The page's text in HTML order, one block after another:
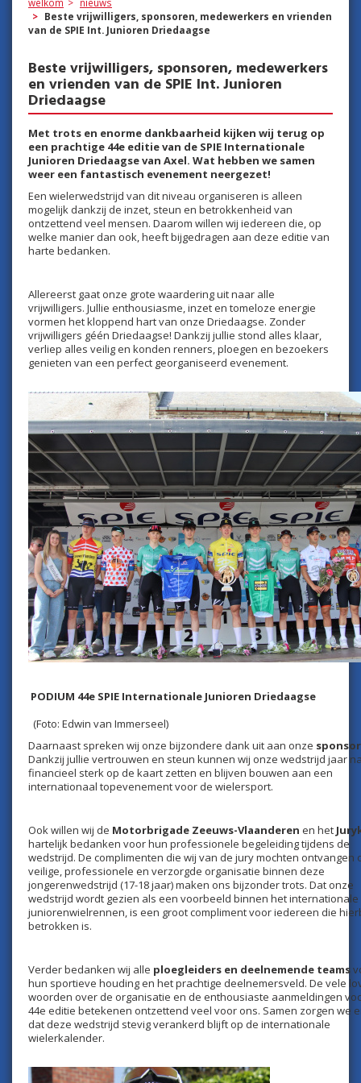
Beste vrijwilligers, sponsoren, medewerkers en vrienden
van de SPIE Int. Junioren Driedaagse
Beste vrijwilligers, sponsoren, medewerkers
en vrienden van de SPIE Int. Junioren
Driedaagse
Met trots en enorme dankbaarheid kijken wij terug op
een prachtige 44e editie van de SPIE Internationale
Junioren Driedaagse van Axel. Wat hebben we samen
weer een fantastisch evenement neergezet!
Een wielerwedstrijd van dit niveau organiseren is alleen
mogelijk dankzij de inzet, steun en betrokkenheid van
ontzettend veel mensen. Daarom willen wij iedereen die, op
welke manier dan ook, heeft bijgedragen aan deze editie van
harte bedanken.
Allereerst gaat onze grote waardering uit naar alle
vrijwilligers. Jullie enthousiasme, inzet en tomeloze energie
vormen het kloppend hart van onze Driedaagse. Zonder
vrijwilligers géén Driedaagse! Dankzij jullie stond alles klaar,
verliep alles veilig en konden renners, ploegen en bezoekers
genieten van een perfect georganiseerd evenement.
PODIUM 44e SPIE Internationale Junioren Driedaagse
(Foto: Edwin van Immerseel)
Daarnaast spreken wij onze bijzondere dank uit aan onze
Dankzij jullie vertrouwen en steun kunnen wij onze wedstrijd jaar
financieel sterk op de kaart zetten en blijven bouwen aan een
internationaal topevenement voor de wielersport.
Ook willen wij de Motorbrigade Zeeuws-Vlaanderen en het
hartelijk bedanken voor hun professionele begeleiding tijdens de
wedstrijd. De complimenten die wij van de jury mochten ontvangen
veilige, professionele en verzorgde organisatie binnen deze
jongerenwedstrijd (17-18 jaar) maken ons bijzonder trots. Dat onze
wedstrijd wordt gezien als een voorbeeld binnen het internationale
juniorenwielrennen, is een groot compliment voor iedereen die
betrokken is.
Verder bedanken wij alle ploegleiders en deelnemende teams
hun sportieve houding en het prachtige deelnemersveld. De vele
woorden over de organisatie en de enthousiaste aanmeldingen
44e editie betekenen ontzettend veel voor ons. Samen zorgen we
dat deze wedstrijd stevig verankerd blijft op de internationale
wielerkalender.